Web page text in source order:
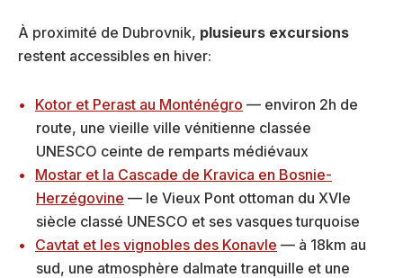
À proximité de Dubrovnik, plusieurs excursions
restent accessibles en hiver:
Kotor et Perast au Monténégro — environ 2h de
route, une vieille ville vénitienne classée
UNESCO ceinte de remparts médiévaux
Mostar et la Cascade de Kravica en Bosnie-
Herzégovine — le Vieux Pont ottoman du XVIe
siècle classé UNESCO et ses vasques turquoise
Cavtat et les vignobles des Konavle — à 18km au
sud, une atmosphère dalmate tranquille et une